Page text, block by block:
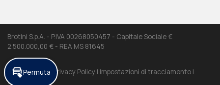
Brotini S.p.A. - P.IVA 00268050457 - Capitale Sociale €
2.500.000,00 € - REA MS 81645
Cookie Policy | Privacy Policy | Impostazioni di tracciamento |
Credits
Permuta